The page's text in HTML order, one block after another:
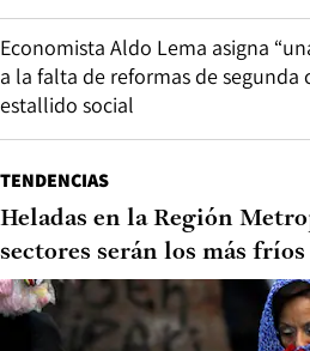
Economista Aldo Lema asigna
a la falta de reformas de segunda
estallido social
TENDENCIAS
Heladas en la Región
sectores serán los más